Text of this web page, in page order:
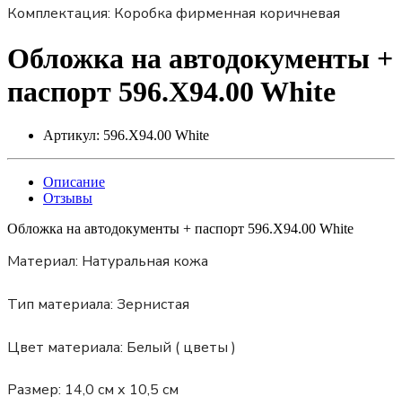
Комплектация: Коробка фирменная коричневая
Обложка на автодокументы +
паспорт 596.X94.00 White
Артикул: 596.X94.00 White
Описание
Отзывы
Обложка на автодокументы + паспорт 596.X94.00 White
Материал: Натуральная кожа
Тип материала: Зернистая
Цвет материала: Белый ( цветы )
Размер: 14,0 см х 10,5 см